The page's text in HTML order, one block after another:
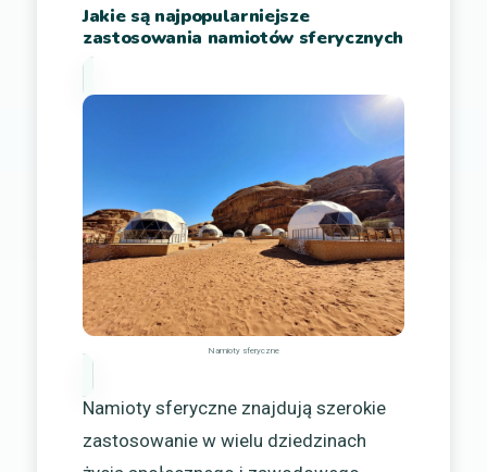
Jakie są najpopularniejsze
zastosowania namiotów sferycznych
Namioty sferyczne
Namioty sferyczne znajdują szerokie
zastosowanie w wielu dziedzinach